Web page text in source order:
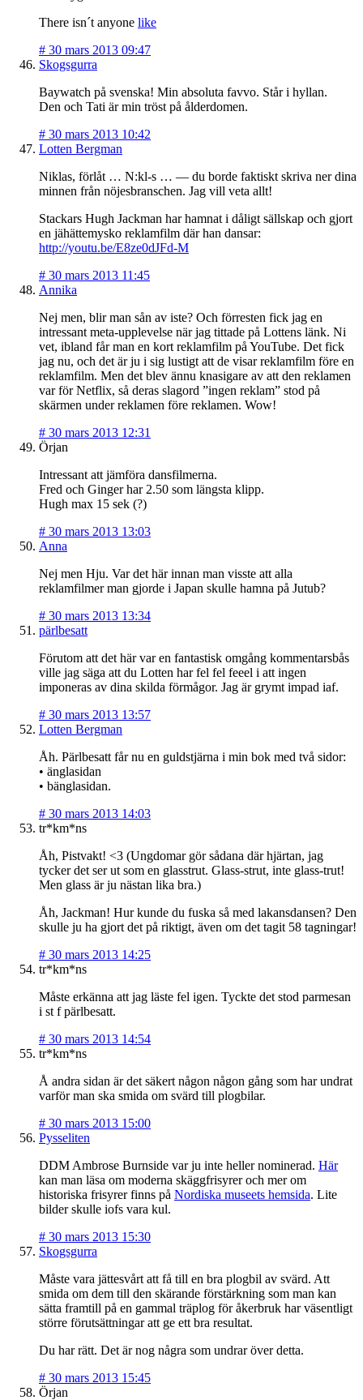
There isn´t anyone like
# 30 mars 2013 09:47
Skogsgurra
Baywatch på svenska! Min absoluta favvo. Står i hyllan.
Den och Tati är min tröst på ålderdomen.
# 30 mars 2013 10:42
Lotten Bergman
Niklas, förlåt … N:kl-s … — du borde faktiskt skriva ner dina
minnen från nöjesbranschen. Jag vill veta allt!
Stackars Hugh Jackman har hamnat i dåligt sällskap och gjort
en jähättemysko reklamfilm där han dansar:
http://youtu.be/E8ze0dJFd-M
# 30 mars 2013 11:45
Annika
Nej men, blir man sån av iste? Och förresten fick jag en
intressant meta-upplevelse när jag tittade på Lottens länk. Ni
vet, ibland får man en kort reklamfilm på YouTube. Det fick
jag nu, och det är ju i sig lustigt att de visar reklamfilm före en
reklamfilm. Men det blev ännu knasigare av att den reklamen
var för Netflix, så deras slagord ”ingen reklam” stod på
skärmen under reklamen före reklamen. Wow!
# 30 mars 2013 12:31
Örjan
Intressant att jämföra dansfilmerna.
Fred och Ginger har 2.50 som längsta klipp.
Hugh max 15 sek (?)
# 30 mars 2013 13:03
Anna
Nej men Hju. Var det här innan man visste att alla
reklamfilmer man gjorde i Japan skulle hamna på Jutub?
# 30 mars 2013 13:34
pärlbesatt
Förutom att det här var en fantastisk omgång kommentarsbås
ville jag säga att du Lotten har fel fel feeel i att ingen
imponeras av dina skilda förmågor. Jag är grymt impad iaf.
# 30 mars 2013 13:57
Lotten Bergman
Åh. Pärlbesatt får nu en guldstjärna i min bok med två sidor:
• änglasidan
• bänglasidan.
# 30 mars 2013 14:03
tr*km*ns
Åh, Pistvakt! <3 (Ungdomar gör sådana där hjärtan, jag
tycker det ser ut som en glasstrut. Glass-strut, inte glass-trut!
Men glass är ju nästan lika bra.)
Åh, Jackman! Hur kunde du fuska så med lakansdansen? Den
skulle ju ha gjort det på riktigt, även om det tagit 58 tagningar!
# 30 mars 2013 14:25
tr*km*ns
Måste erkänna att jag läste fel igen. Tyckte det stod parmesan
i st f pärlbesatt.
# 30 mars 2013 14:54
tr*km*ns
Å andra sidan är det säkert någon någon gång som har undrat
varför man ska smida om svärd till plogbilar.
# 30 mars 2013 15:00
Pysseliten
DDM Ambrose Burnside var ju inte heller nominerad. Här
kan man läsa om moderna skäggfrisyrer och mer om
historiska frisyrer finns på Nordiska museets hemsida. Lite
bilder skulle iofs vara kul.
# 30 mars 2013 15:30
Skogsgurra
Måste vara jättesvårt att få till en bra plogbil av svärd. Att
smida om dem till den skärande förstärkning som man kan
sätta framtill på en gammal träplog för åkerbruk har väsentligt
större förutsättningar att ge ett bra resultat.
Du har rätt. Det är nog några som undrar över detta.
# 30 mars 2013 15:45
Örjan